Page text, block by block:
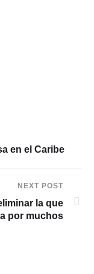
en el Caribe
NEXT POST
la que
por muchos